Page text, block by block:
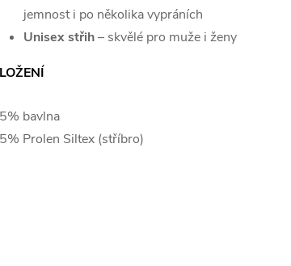
jemnost i po několika vypráních
Unisex střih– skvělé pro muže i ženy
bavlna
Prolen Siltex (stříbro)